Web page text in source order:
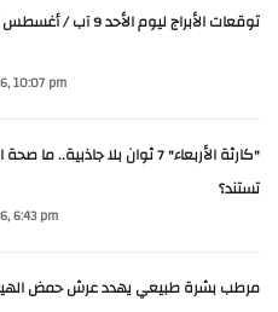
توقعات الأبراج ليوم الأحد 9 آب / أغسطس 2026
10:07 pm
"كارثة الأربعاء" 7 ثوان بلا
تستند؟
6:43 pm
مرطب بشرة طبيعي يهدد عرش حمض